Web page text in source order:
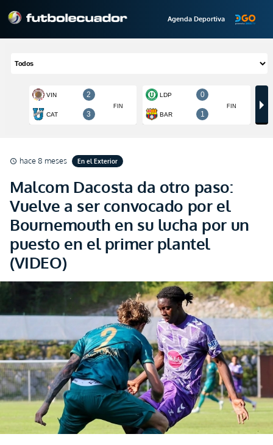
Agenda Deportiva
schedule hace 8 meses En el Exterior
Malcom Dacosta da otro paso:
Vuelve a ser convocado por el
Bournemouth en su lucha por un
puesto en el primer plantel
(VIDEO)